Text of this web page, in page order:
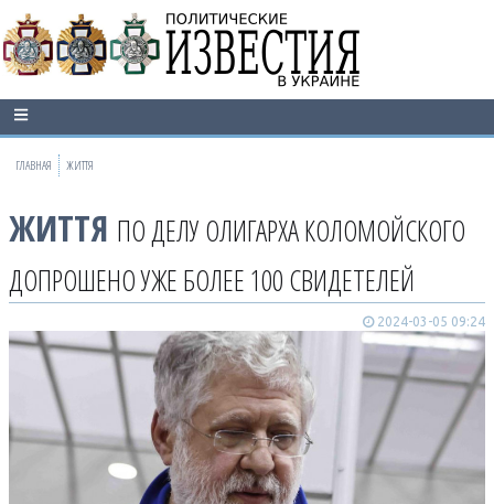
ГЛАВНАЯ ЖИТТЯ
ЖИТТЯ ПО ДЕЛУ ОЛИГАРХА КОЛОМОЙСКОГО
ДОПРОШЕНО УЖЕ БОЛЕЕ 100 СВИДЕТЕЛЕЙ
2024-03-05 09:24